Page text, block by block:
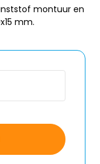
montuur en
mm.